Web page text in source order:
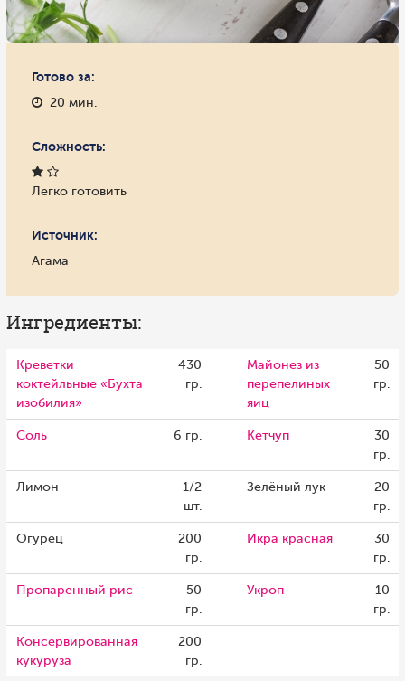
Готово за:
20 мин.
Сложность:
Легко готовить
Источник:
Агама
Ингредиенты:
Креветки
коктейльные «Бухта
изобилия»
430
гр.
Майонез из
перепелиных
яиц
50
гр.
Соль 6 гр. Кетчуп
30
гр.
Лимон
1/2
шт.
Зелёный лук
20
гр.
Огурец
200
гр.
Икра красная
30
гр.
Пропаренный рис
50
гр.
Укроп
10
гр.
Консервированная
кукуруза
200
гр.